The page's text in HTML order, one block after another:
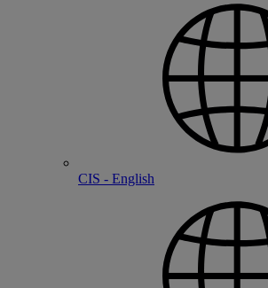
CIS - English